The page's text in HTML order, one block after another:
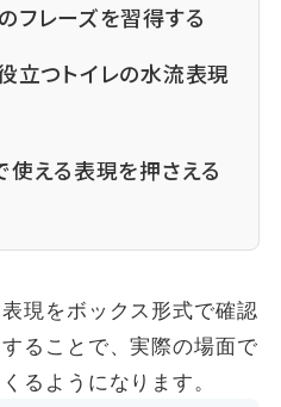
フレーズを習得する
立つトイレの水流表現
使える表現を押さえる
現をボックス形式で確認
ることで、実際の場面で
るようになります。